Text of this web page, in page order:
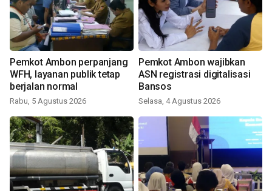
Pemkot Ambon perpanjang
WFH, layanan publik tetap
berjalan normal
Rabu, 5 Agustus 2026
Pemkot Ambon wajibkan
ASN registrasi digitalisasi
Bansos
Selasa, 4 Agustus 2026